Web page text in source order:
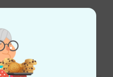
maintien très pratique...